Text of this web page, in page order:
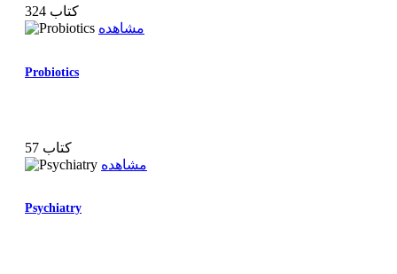
324 کتاب
مشاهده
Probiotics
57 کتاب
مشاهده
Psychiatry